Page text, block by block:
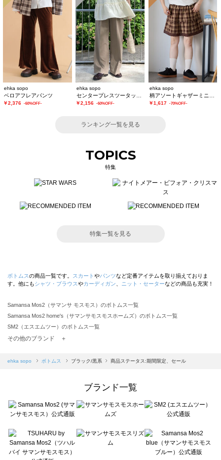
ehka sopo
ベロアフレアパンツ
￥2,376 -60%OFF-
ehka sopo
￥2,156 -60%OFF-
ehka sopo
￥1,617 -70%OFF-
ランキング一覧を見る
TOPICS
特集
特集一覧を見る
ボトムスの商品一覧です。 スカート やパンツなど定番アイテムを取り揃えておりま
す。他にもシャツ・ブラウスやカーディガン ニット・セーターなどの商品も充実！
Samansa Mos2（サマンサ モスモス）のボトムス一覧
Samansa Mos2 home's（サマンサモスモスホームズ）のボトムス一覧
SM2（エスエムツー）のボトムス一覧
TSUHARU by Samansa Mos2（ツハルバイサマンサモスモス）のボトムス一覧
Samansa Mos2 blue（サマンサモスモス ブルー）のボトムス一覧
sō4ū（ソウフォーユー）のボトムス一覧
Te chichi（テチチ）のボトムス一覧
Te chichi CLASSIC（テチチ クラシック）のボトムス一覧
Lugnoncure（ルノンキュール）のボトムス一覧
BETTY'S BLUE（べティーズブルー）のボトムス一覧
Wpc.（ワールドパーティー）のボトムス一覧
その他のブランド ＋
ehka sopo ボトムス ブラック/黒系 商品ステータス:期間限定、セール
ブランド一覧